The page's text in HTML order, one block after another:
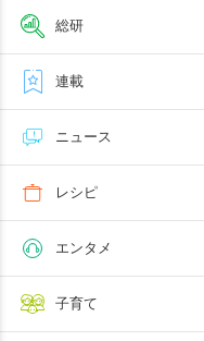
総研
連載
ニュース
レシピ
エンタメ
子育て